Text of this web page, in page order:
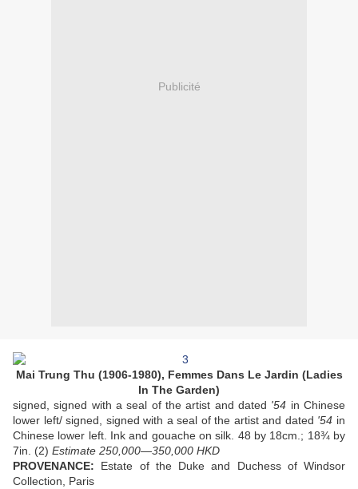
Publicité
Mai Trung Thu (1906-1980), Femmes Dans Le Jardin (Ladies
In The Garden)
signed, signed with a seal of the artist and dated '54 in Chinese
lower left/ signed, signed with a seal of the artist and dated '54 in
Chinese lower left. Ink and gouache on silk. 48 by 18cm.; 18¾ by
7in. (2) Estimate 250,000—350,000 HKD
PROVENANCE: Estate of the Duke and Duchess of Windsor
Collection, Paris